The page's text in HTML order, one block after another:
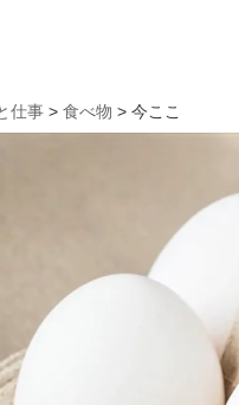
仕事 > 食べ物 > 今ここ